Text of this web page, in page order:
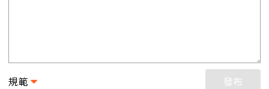
規範 發布